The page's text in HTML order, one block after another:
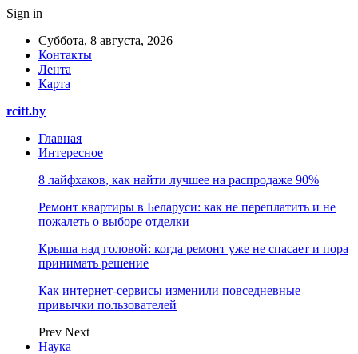
Sign in
Суббота, 8 августа, 2026
Контакты
Лента
Карта
rcitt.by
Главная
Интересное
8 лайфхаков, как найти лучшее на распродаже 90%
Ремонт квартиры в Беларуси: как не переплатить и не
пожалеть о выборе отделки
Крыша над головой: когда ремонт уже не спасает и пора
принимать решение
Как интернет-сервисы изменили повседневные
привычки пользователей
Prev Next
Наука